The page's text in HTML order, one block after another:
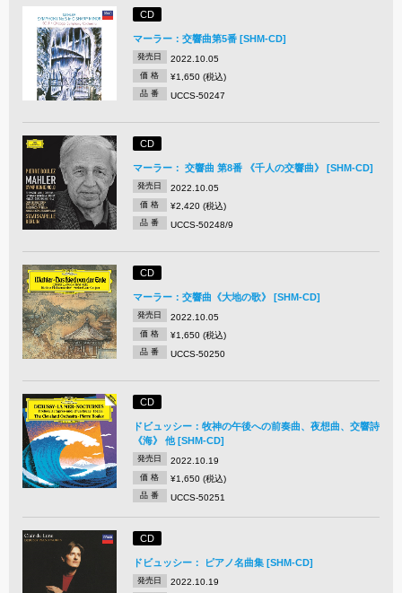
CD
マーラー：交響曲第5番 [SHM-CD]
発売日 2022.10.05
価 格 ¥1,650 (税込)
品 番 UCCS-50247
CD
マーラー： 交響曲 第8番 《千人の交響曲》 [SHM-CD]
発売日 2022.10.05
価 格 ¥2,420 (税込)
品 番 UCCS-50248/9
CD
マーラー：交響曲《大地の歌》 [SHM-CD]
発売日 2022.10.05
価 格 ¥1,650 (税込)
品 番 UCCS-50250
CD
ドビュッシー：牧神の午後への前奏曲、夜想曲、交響詩
《海》 他 [SHM-CD]
発売日 2022.10.19
価 格 ¥1,650 (税込)
品 番 UCCS-50251
CD
ドビュッシー： ピアノ名曲集 [SHM-CD]
発売日 2022.10.19